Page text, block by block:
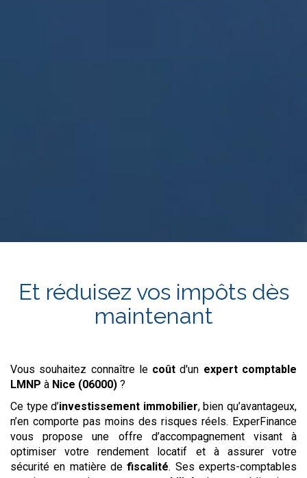
Et réduisez vos impôts dès
maintenant
Vous souhaitez connaître le coût d'un expert comptable
LMNP à Nice (06000) ?
Ce type d’investissement immobilier, bien qu’avantageux,
n’en comporte pas moins des risques réels. ExperFinance
vous propose une offre d’accompagnement visant à
optimiser votre rendement locatif et à assurer votre
sécurité en matière defiscalité. Ses experts-comptables